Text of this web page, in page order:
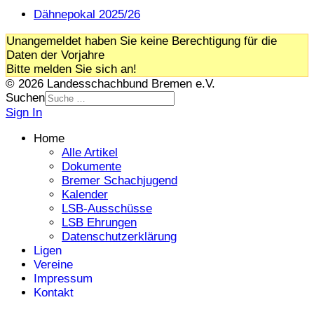
Dähnepokal 2025/26
Unangemeldet haben Sie keine Berechtigung für die
Daten der Vorjahre
Bitte melden Sie sich an!
© 2026 Landesschachbund Bremen e.V.
Suchen
Sign In
Home
Alle Artikel
Dokumente
Bremer Schachjugend
Kalender
LSB-Ausschüsse
LSB Ehrungen
Datenschutzerklärung
Ligen
Vereine
Impressum
Kontakt